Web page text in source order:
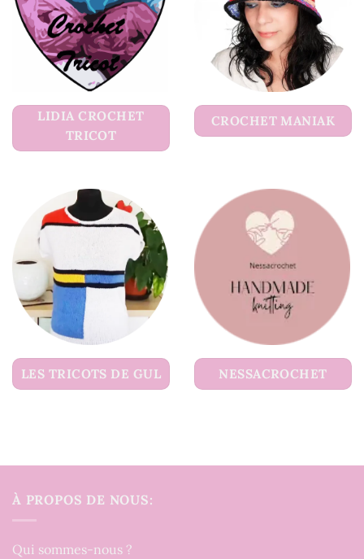
LIDIA CROCHET
TRICOT
CROCHET MANIAK
LES TRICOTS DE GUL NESSACROCHET
À PROPOS DE NOUS:
Qui sommes-nous ?